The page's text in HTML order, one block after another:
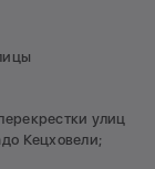
улиц
Кецховели;